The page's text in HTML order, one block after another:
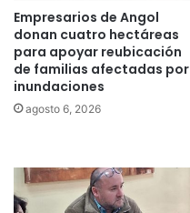
Empresarios de Angol
donan cuatro hectáreas
para apoyar reubicación
de familias afectadas por
inundaciones
agosto 6, 2026